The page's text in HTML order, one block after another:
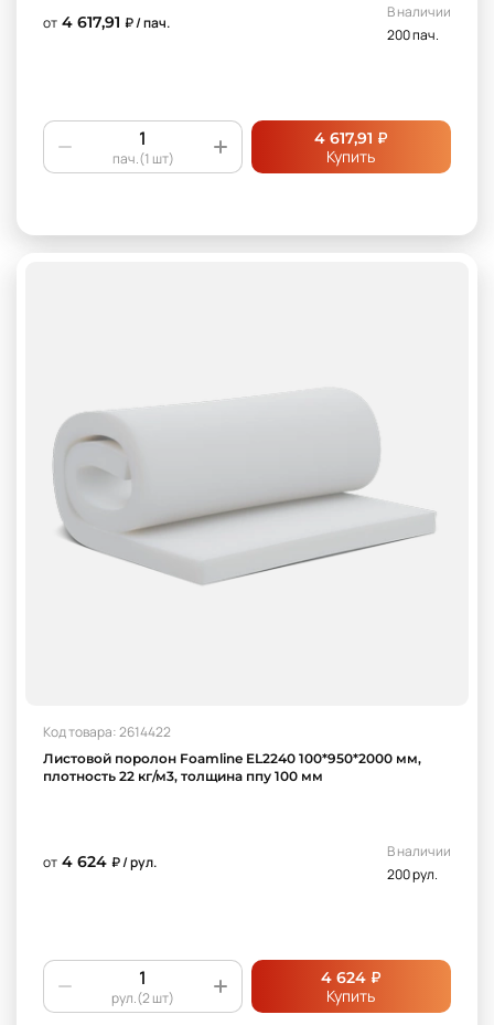
от 4 617,91 ₽ / пач.
В наличии
200 пач.
пач.(1 шт)
4 617,91 ₽
Купить
Код товара: 2614422
Листовой поролон Foamline EL2240 100*950*2000 мм,
плотность 22 кг/м3, толщина ппу 100 мм
от 4 624 ₽ / рул.
В наличии
200 рул.
рул.(2 шт)
4 624 ₽
Купить